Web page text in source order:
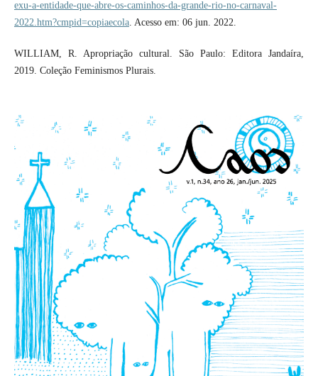
exu-a-entidade-que-abre-os-caminhos-da-grande-rio-no-carnaval-
2022.htm?cmpid=copiaecola. Acesso em: 06 jun. 2022.
WILLIAM, R. Apropriação cultural. São Paulo: Editora Jandaíra,
2019. Coleção Feminismos Plurais.